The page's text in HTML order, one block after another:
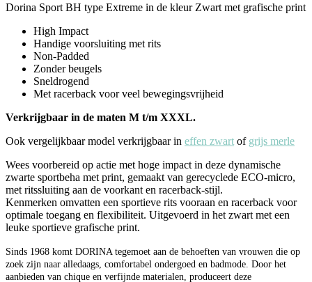
Dorina Sport BH type Extreme in de kleur Zwart met grafische print
High Impact
Handige voorsluiting met rits
Non-Padded
Zonder beugels
Sneldrogend
Met racerback voor veel bewegingsvrijheid
Verkrijgbaar in de maten M t/m XXXL.
Ook vergelijkbaar model verkrijgbaar in effen zwart of grijs merle
Wees voorbereid op actie met hoge impact in deze dynamische
zwarte sportbeha met print, gemaakt van gerecyclede ECO-micro,
met ritssluiting aan de voorkant en racerback-stijl.
Kenmerken omvatten een sportieve rits vooraan en racerback voor
optimale toegang en flexibiliteit. Uitgevoerd in het zwart met een
leuke sportieve grafische print.
Sinds 1968 komt DORINA tegemoet aan de behoeften van vrouwen die op
zoek zijn naar alledaags, comfortabel ondergoed en badmode. Door het
aanbieden van chique en verfijnde materialen, produceert deze